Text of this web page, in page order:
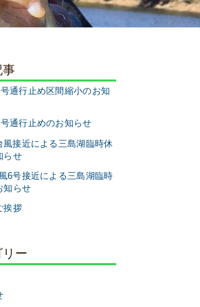
事
通行止め区間縮小のお知
通行止めのお知らせ
風接近による三島湖臨時休
らせ
6号接近による三島湖臨時
知らせ
挨拶
ー